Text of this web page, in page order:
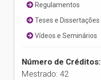
Regulamentos
Teses e Dissertações
Vídeos e Seminários
Número de Créditos:
Mestrado: 42